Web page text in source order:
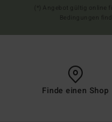
Finde einen Shop